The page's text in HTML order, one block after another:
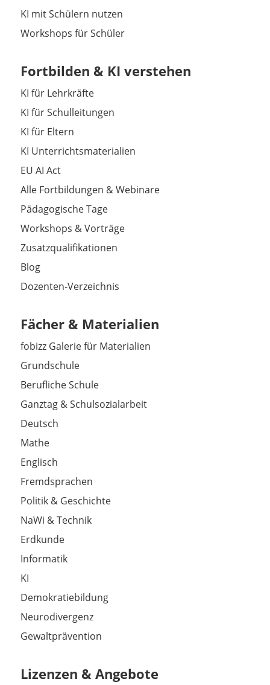
KI mit Schülern nutzen
Workshops für Schüler
Fortbilden & KI verstehen
KI für Lehrkräfte
KI für Schulleitungen
KI für Eltern
KI Unterrichtsmaterialien
EU AI Act
Alle Fortbildungen & Webinare
Pädagogische Tage
Workshops & Vorträge
Zusatzqualifikationen
Blog
Dozenten-Verzeichnis
Fächer & Materialien
fobizz Galerie für Materialien
Grundschule
Berufliche Schule
Ganztag & Schulsozialarbeit
Deutsch
Mathe
Englisch
Fremdsprachen
Politik & Geschichte
NaWi & Technik
Erdkunde
Informatik
KI
Demokratiebildung
Neurodivergenz
Gewaltprävention
Lizenzen & Angebote